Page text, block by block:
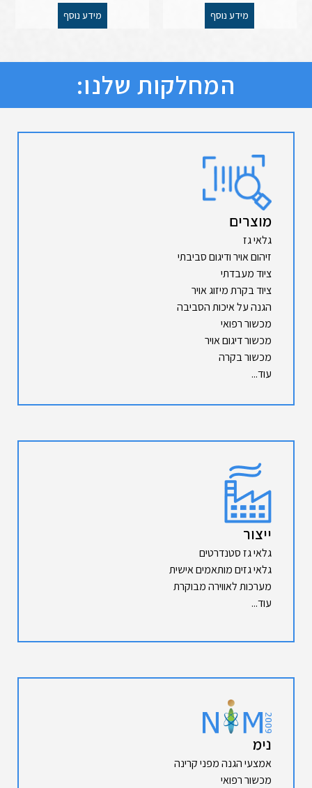
מידע נוסף מידע נוסף
המחלקות שלנו:
מוצרים
גלאי גז
זיהום אויר ודיגום סביבתי
ציוד מעבדתי
ציוד בקרת מיזוג אויר
הגנה על איכות הסביבה
מכשור רפואי
מכשור דיגום אויר
מכשור בקרה
עוד...
ייצור
גלאי גז סטנדרטים
גלאי גזים מותאמים אישית
מערכות לאווירה מבוקרת
עוד...
נימ
אמצעי הגנה מפני קרינה
מכשור רפואי